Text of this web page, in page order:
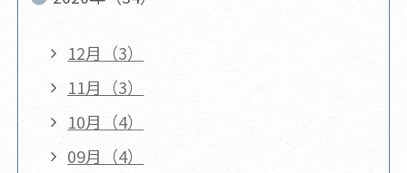
12月（3）
11月（3）
10月（4）
09月（4）